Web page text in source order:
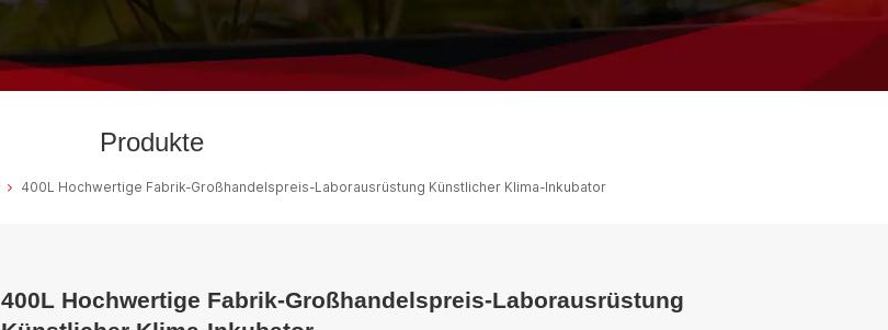
ไทย
Produkte
400L Hochwertige Fabrik-Großhandelspreis-Laborausrüstung Künstlicher Klima-Inkubator
400L Hochwertige Fabrik-Großhandelspreis-Laborausrüstung